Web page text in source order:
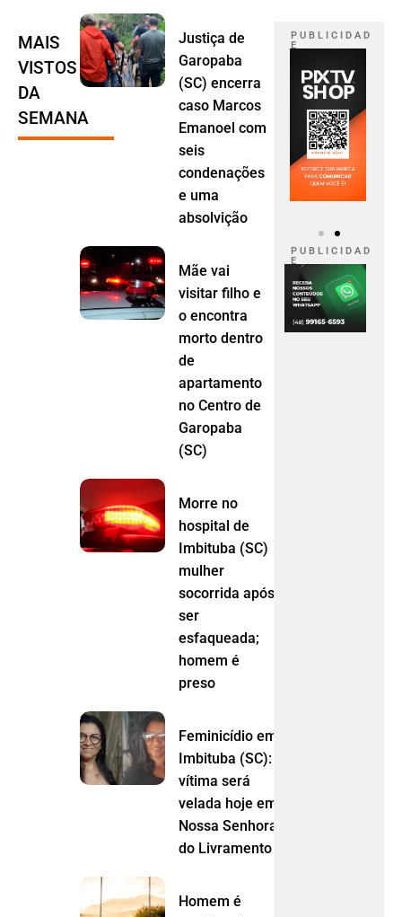
MAIS
VISTOS
DA
SEMANA
Justiça de
Garopaba
(SC) encerra
caso Marcos
Emanoel com
seis
condenações
e uma
absolvição
Mãe vai
visitar filho e
o encontra
morto dentro
de
apartamento
no Centro de
Garopaba
(SC)
Morre no
hospital de
Imbituba (SC)
mulher
socorrida após
ser
esfaqueada;
homem é
preso
Feminicídio em
Imbituba (SC):
vítima será
velada hoje em
Nossa Senhora
do Livramento (MT)
Homem é
P U B L I C I D A D
E
P U B L I C I D A D
E